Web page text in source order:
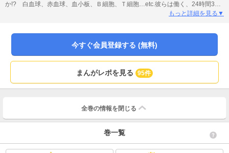
か!? 白血球、赤血球、血小板、Ｂ細胞、Ｔ細胞…etc.彼らは働く、24時間365
日休みなく！ 連載初回から大反響を呼んだ「細胞擬人化漫画」！もっと詳細を見る▼
今すぐ会員登録する (無料)
まんがレポを見る 95件
全巻の情報を 閉じる
巻一覧